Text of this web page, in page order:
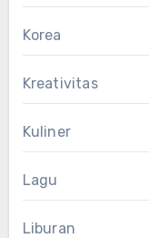
Korea
Kreativitas
Kuliner
Lagu
Liburan